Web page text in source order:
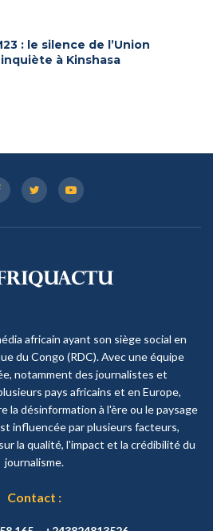
: le silence de l’Union
à Kinshasa
africain ayant son siège social en
du Congo (RDC). Avec une équipe
notamment des journalistes et
pays africains et en Europe,
désinformation à l'ère ou le paysage
influencée par plusieurs facteurs,
la qualité, l'impact et la crédibilité du
journalisme.
Contact :